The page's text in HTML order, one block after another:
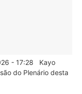
- 17:28 Kayo
do Plenário desta